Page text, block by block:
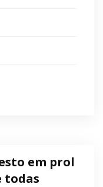
em prol
todas